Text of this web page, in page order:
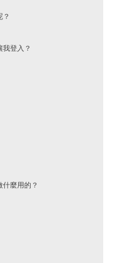
？
登入？
麼用的？